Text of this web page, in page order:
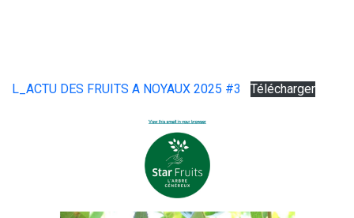
L_ACTU DES FRUITS A NOYAUX 2025 #3 Télécharger